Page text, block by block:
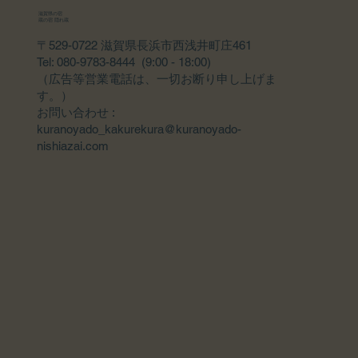
滋賀県の宿
蔵の宿 隠れ蔵
〒529-0722 滋賀県長浜市西浅井町庄461
Tel: 080-9783-8444 (9:00 - 18:00)
（広告等営業電話は、一切お断り申し上げま
す。）
​お問い合わせ :
kuranoyado_kakurekura@kuranoyado-
nishiazai.com